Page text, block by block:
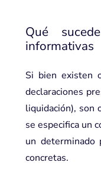
Qué
informativas
Si bien existen
declaraciones
liquidación), son
se especifica un
un determinado
concretas.